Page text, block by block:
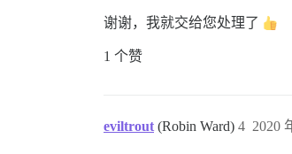
谢谢，我就交给您处理了
1 个赞
eviltrout (Robin Ward) 2020
4